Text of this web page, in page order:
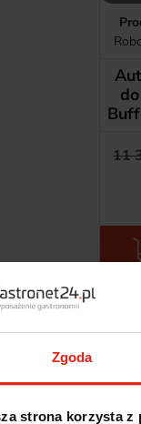
Zgoda
strona korzysta z
11